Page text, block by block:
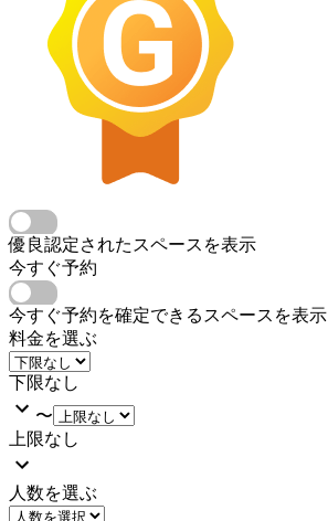
優良認定されたスペースを表示
今すぐ予約
今すぐ予約を確定できるスペースを表示
料金を選ぶ
下限なし
〜
上限なし
人数を選ぶ